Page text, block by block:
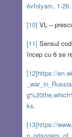
évfolyam, 1-
[10] VL –
[11] Sensul
încep cu 6 se
[12]https://
ks.
[13]https://